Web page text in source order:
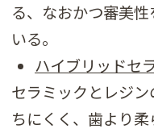
る、なおかつ審美
いる。
ハイブリッドセ
セラミックとレジ
ちにくく、歯より